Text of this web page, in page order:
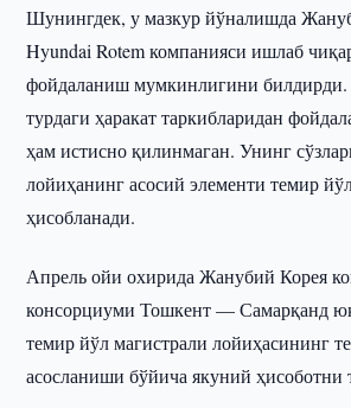
Шунингдек, у мазкур йўналишда
Hyundai Rotem компанияси ишлаб
фойдаланиш мумкинлигини
турдаги ҳаракат таркибларидан
ҳам истисно қилинмаган. Унинг
лойиҳанинг асосий элементи темир
ҳисобланади.
Апрель ойи охирида Жанубий Корея
консорциуми Тошкент — Самарқанд
темир йўл магистрали лойиҳасининг
асосланиши бўйича якуний ҳисоботни